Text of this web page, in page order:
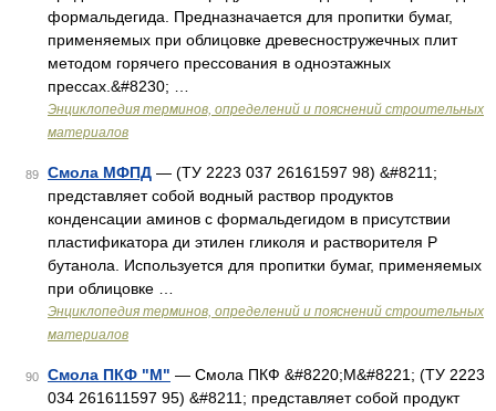
формальдегида. Предназначается для пропитки бумаг,
применяемых при облицовке древесностружечных плит
методом горячего прессования в одноэтажных
прессах.&#8230; …
Энциклопедия терминов, определений и пояснений строительных
материалов
89 Смола МФПД — (ТУ 2223 037 26161597 98) &#8211;
представляет собой водный раствор продуктов
конденсации аминов с формальдегидом в присутствии
пластификатора ди этилен гликоля и растворителя Р
бутанола. Используется для пропитки бумаг, применяемых
при облицовке …
Энциклопедия терминов, определений и пояснений строительных
материалов
90 Смола ПКФ "М" — Смола ПКФ &#8220;М&#8221; (ТУ 2223
034 261611597 95) &#8211; представляет собой продукт